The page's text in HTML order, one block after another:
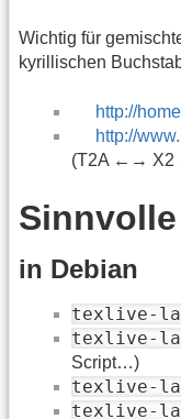
Wichtig für
kyrillischen
http://
http://
(T2A ←→ X2
in Debian
texlive-
texlive-
Script…)
texlive-
texlive-